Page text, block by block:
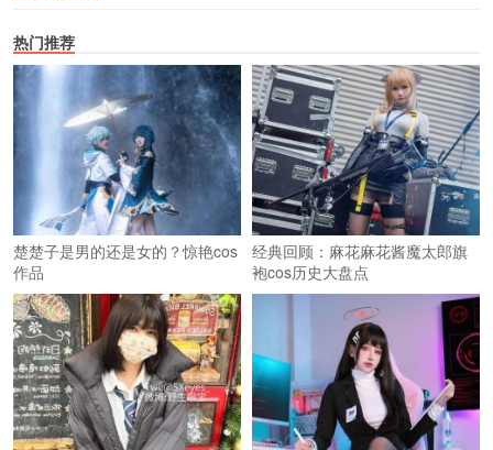
热门推荐
楚楚子是男的还是女的？惊艳cos
作品
经典回顾：麻花麻花酱魔太郎旗
袍cos历史大盘点